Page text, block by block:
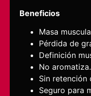
Beneficios
Masa
Pérdida de
Definición
No aromatiza.
Sin retención
Seguro para